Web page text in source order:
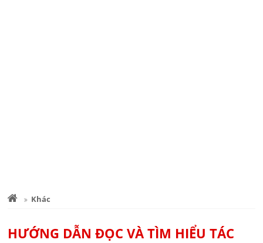
Khác
HƯỚNG DẪN ĐỌC VÀ TÌM HIỂU TÁC